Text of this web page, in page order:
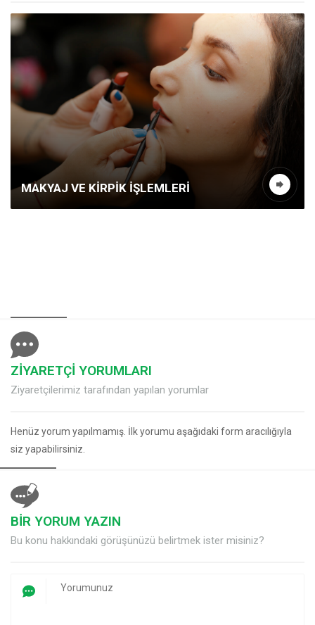
MAKYAJ VE KIRPIK İŞLEMLERI
ZİYARETÇİ YORUMLARI
Ziyaretçilerimiz tarafından yapılan yorumlar
Henüz yorum yapılmamış. İlk yorumu aşağıdaki form aracılığıyla
siz yapabilirsiniz.
BİR YORUM YAZIN
Bu konu hakkındaki görüşünüzü belirtmek ister misiniz?